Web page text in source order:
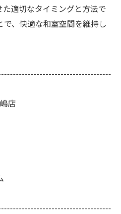
適切なタイミングと方法で
、快適な和室空間を維持し
店